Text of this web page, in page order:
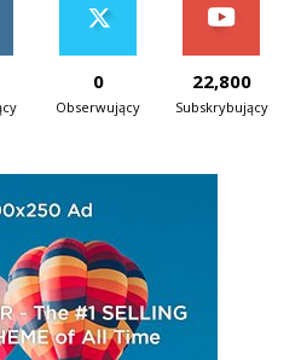
0
Obserwujący
22,800
Subskrybujący